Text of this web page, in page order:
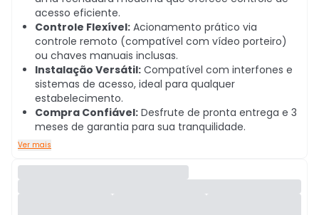
acesso eficiente.
Controle Flexível: Acionamento prático via
controle remoto (compatível com vídeo porteiro)
ou chaves manuais inclusas.
Instalação Versátil: Compatível com interfones e
sistemas de acesso, ideal para qualquer
estabelecimento.
Compra Confiável: Desfrute de pronta entrega e 3
meses de garantia para sua tranquilidade.
Ver mais